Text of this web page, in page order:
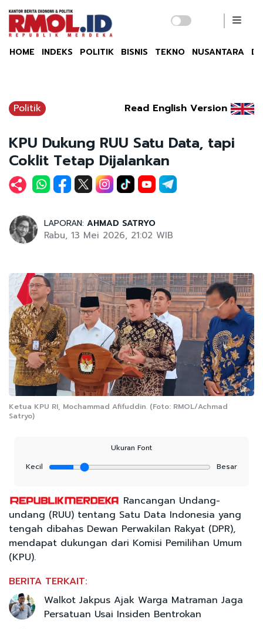
HOME INDEKS POLITIK BISNIS TEKNO NUSANTARA
Politik Read English Version
KPU Dukung RUU Satu Data, tapi
Coklit Tetap Dijalankan
LAPORAN: AHMAD SATRYO
Rabu, 13 Mei 2026, 21:02 WIB
Ketua KPU RI, Mochammad Afifuddin. (Foto: RMOL/Achmad
Satryo)
Ukuran Font
Kecil
Besar
Rancangan Undang-
undang (RUU) tentang Satu Data Indonesia yang
tengah dibahas Dewan Perwakilan Rakyat (DPR),
mendapat dukungan dari Komisi Pemilihan Umum
(KPU).
BERITA TERKAIT:
Walkot Jakpus Ajak Warga Matraman Jaga
Persatuan Usai Insiden Bentrokan